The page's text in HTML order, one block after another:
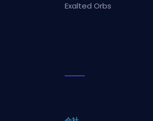
Exalted Orbs